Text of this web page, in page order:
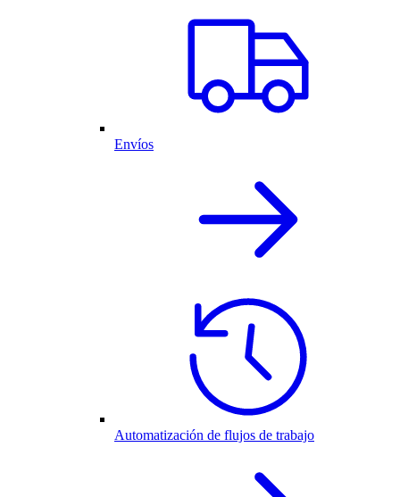
Envíos
Automatización de flujos de trabajo